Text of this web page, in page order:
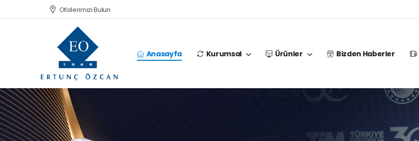
Ofislerimizi Bulun
Anasayfa Kurumsal Ürünler Bizden Haberler